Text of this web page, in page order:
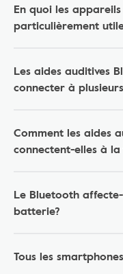
En quoi les
particulièrement
Les aides auditives
connecter à
Comment les aides
connectent-elles à la
Le Bluetooth
batterie?
Tous les